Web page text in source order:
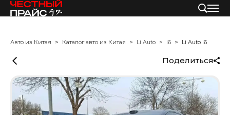
Авто из Китая Каталог авто из Китая Li Auto i6 Li Auto i6
Поделиться